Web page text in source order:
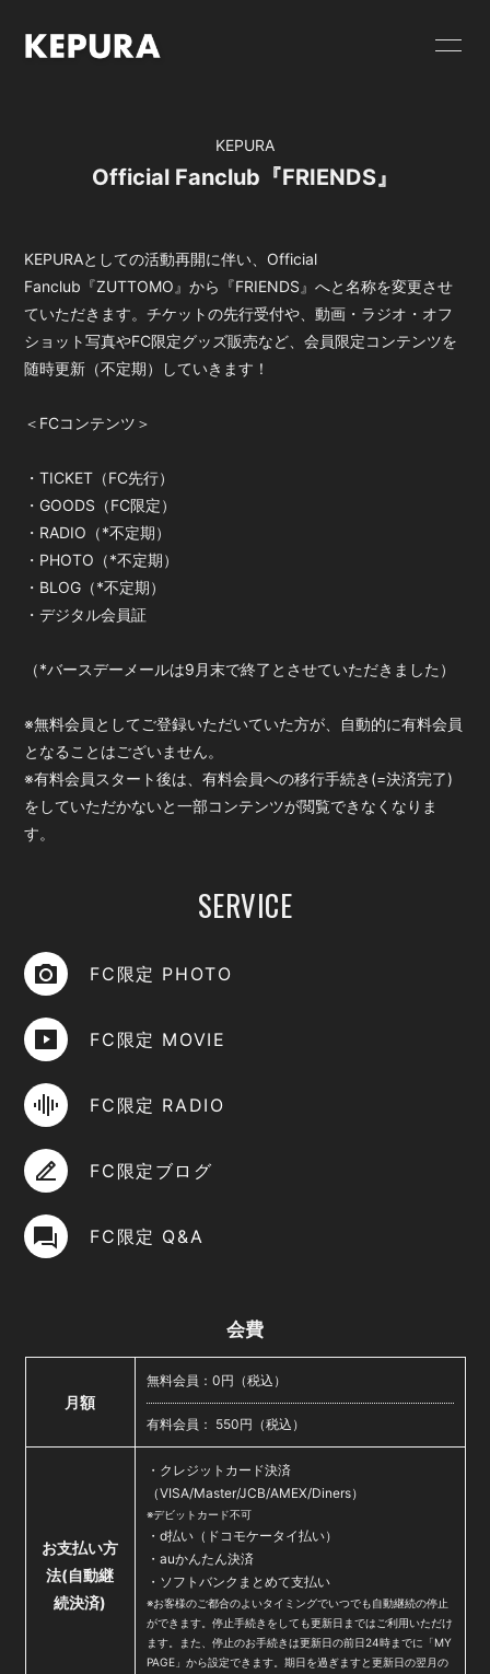
GOODS
PROFILE
CONTACT
FC限定 PHOTO
FC限定 MOVIE
FC限定 RADIO
FC限定ブログ
会員登録 ログイン
KEPURA
Official Fanclub『FRIENDS』
KEPURAとしての活動再開に伴い、Official
Fanclub『ZUTTOMO』から『FRIENDS』へと名称を変更させ
ていただきます。チケットの先行受付や、動画・ラジオ・オフ
ショット写真やFC限定グッズ販売など、会員限定コンテンツを
随時更新（不定期）していきます！
＜FCコンテンツ＞
・TICKET（FC先行）
・GOODS（FC限定）
・RADIO（*不定期）
・PHOTO（*不定期）
・BLOG（*不定期）
・デジタル会員証
（*バースデーメールは9月末で終了とさせていただきました）
※無料会員としてご登録いただいていた方が、自動的に有料会員
となることはございません。
※有料会員スタート後は、有料会員への移行手続き(=決済完了)
をしていただかないと一部コンテンツが閲覧できなくなりま
す。
SERVICE
FC限定 PHOTO
FC限定 MOVIE
FC限定 RADIO
FC限定ブログ
FC限定 Q&A
会費
月額
無料会員：0円（税込）
有料会員： 550円（税込）
お支払い方
法(自動継
続決済)
・クレジットカード決済
（VISA/Master/JCB/AMEX/Diners）
※デビットカード不可
・d払い（ドコモケータイ払い）
・auかんたん決済
・ソフトバンクまとめて支払い
※お客様のご都合のよいタイミングでいつでも自動継続の停止
ができます。停止手続きをしても更新日まではご利用いただけ
ます。また、停止のお手続きは更新日の前日24時までに「MY
PAGE」から設定できます。期日を過ぎますと更新日の翌月の